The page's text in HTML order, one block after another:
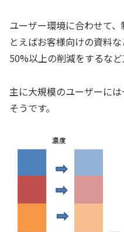
ユーザー環境に合わせて
とえばお客様向けの資料
50%以上の削減をするなど
主に大規模のユーザーに
そうです。